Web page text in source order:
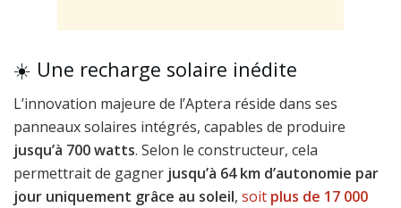
☀️ Une recharge solaire inédite
L’innovation majeure de l’Aptera réside dans ses
panneaux solaires intégrés, capables de produire
jusqu’à 700 watts. Selon le constructeur, cela
permettrait de gagner jusqu’à 64 km d’autonomie par
jour uniquement grâce au soleil, soit plus de 17 000